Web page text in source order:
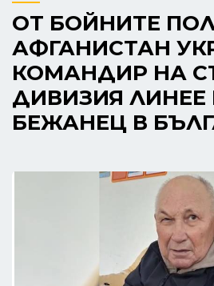
ОТ БОЙНИТЕ
АФГАНИСТАН
КОМАНДИР НА
ДИВИЗИЯ ЛИНЕЕ
БЕЖАНЕЦ В